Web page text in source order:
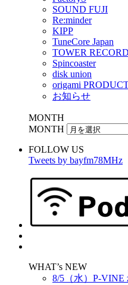
SOUND FUJI
Re:minder
KIPP
TuneCore Japan
TOWER
Spincoaster
disk union
origami
お知らせ
MONTH
MONTH
FOLLOW US
Tweets by bayfm78MHz
WHAT’s NEW
8/5（水）P-